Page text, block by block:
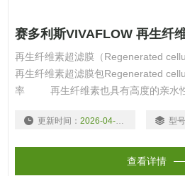
再生纤维素超滤膜（Regenerated
再生纤维素超滤膜包Regenerated
率 再生纤维素也具有高度的亲水性
压灭菌，容易清洗，并且具有较宽的化
更新时间： 2026-04-10 型号
查看详情